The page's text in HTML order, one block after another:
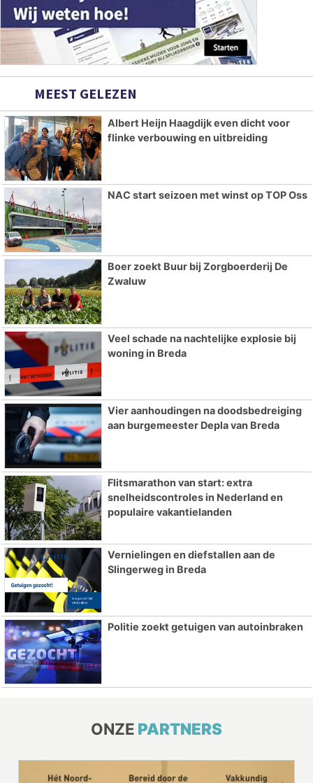
MEEST GELEZEN
Albert Heijn Haagdijk even dicht voor
flinke verbouwing en uitbreiding
NAC start seizoen met winst op TOP Oss
Boer zoekt Buur bij Zorgboerderij De
Zwaluw
Veel schade na nachtelijke explosie bij
woning in Breda
Vier aanhoudingen na doodsbedreiging
aan burgemeester Depla van Breda
Flitsmarathon van start: extra
snelheidscontroles in Nederland en
populaire vakantielanden
Vernielingen en diefstallen aan de
Slingerweg in Breda
Politie zoekt getuigen van autoinbraken
ONZE PARTNERS